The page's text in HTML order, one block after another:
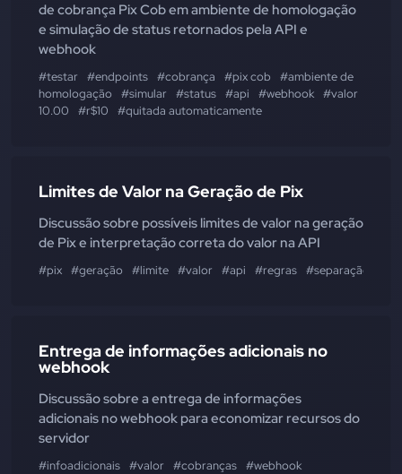
de cobrança Pix Cob em ambiente de homologação
e simulação de status retornados pela API e
webhook
#testar #endpoints #cobrança #pix cob
#ambiente de
homologação
#simular #status #api #webhook #valor
10.00
#r$10 #quitada automaticamente
Limites de Valor na Geração de Pix
Discussão sobre possíveis limites de valor na geração
de Pix e interpretação correta do valor na API
#pix #geração #limite #valor #api #regras #separação
Entrega de informações adicionais no
webhook
Discussão sobre a entrega de informações
adicionais no webhook para economizar recursos do
servidor
#infoadicionais #valor #cobranças #webhook